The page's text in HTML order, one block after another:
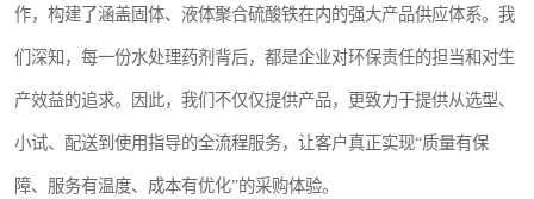
作，构建了涵盖固体、液体聚合硫酸铁在内的强大产品供应体系。我
们深知，每一份水处理药剂背后，都是企业对环保责任的担当和对生
产效益的追求。因此，我们不仅仅提供产品，更致力于提供从选型、
小试、配送到使用指导的全流程服务，让客户真正实现“质量有保
障、服务有温度、成本有优化”的采购体验。